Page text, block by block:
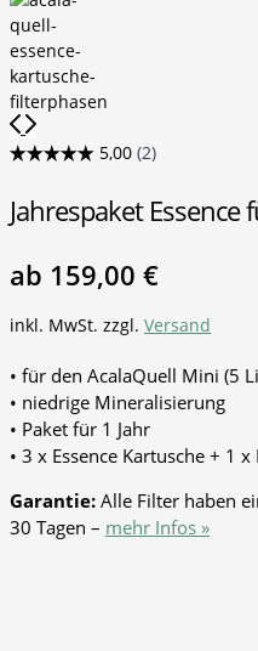
Jahrespaket
ab 159,00 €
inkl. MwSt. zzgl. Versand
• für den AcalaQuell Mini (5
• niedrige Mineralisierung
• Paket für 1 Jahr
• 3 x Essence Kartusche + 1
Garantie: Alle Filter haben
30 Tagen – mehr Infos »